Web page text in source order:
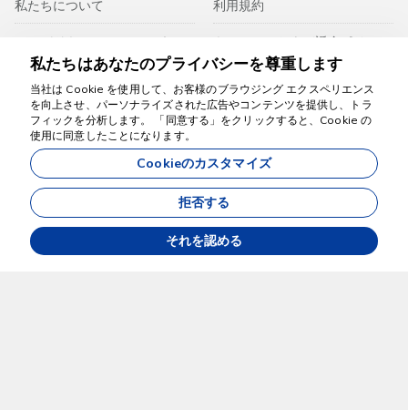
私たちについて
カッパドキアツアー2026｜レ
ッドツアー、グリーンツアー、
旅行計画フォーム
利用規約
キャンセルおよび返金ポリシー
KVKイルミネーションテキスト
プライバシーポリシー
プライバシーポリシー-2
私たちはあなたのプライバシーを尊重します
当社は Cookie を使用して、お客様のブラウジング エクスペリエンス
を向上させ、パーソナライズされた広告やコンテンツを提供し、トラ
フィックを分析します。 「同意する」をクリックすると、Cookie の
使用に同意したことになります。
Cookieのカスタマイズ
拒否する
それを認める
お手伝いします